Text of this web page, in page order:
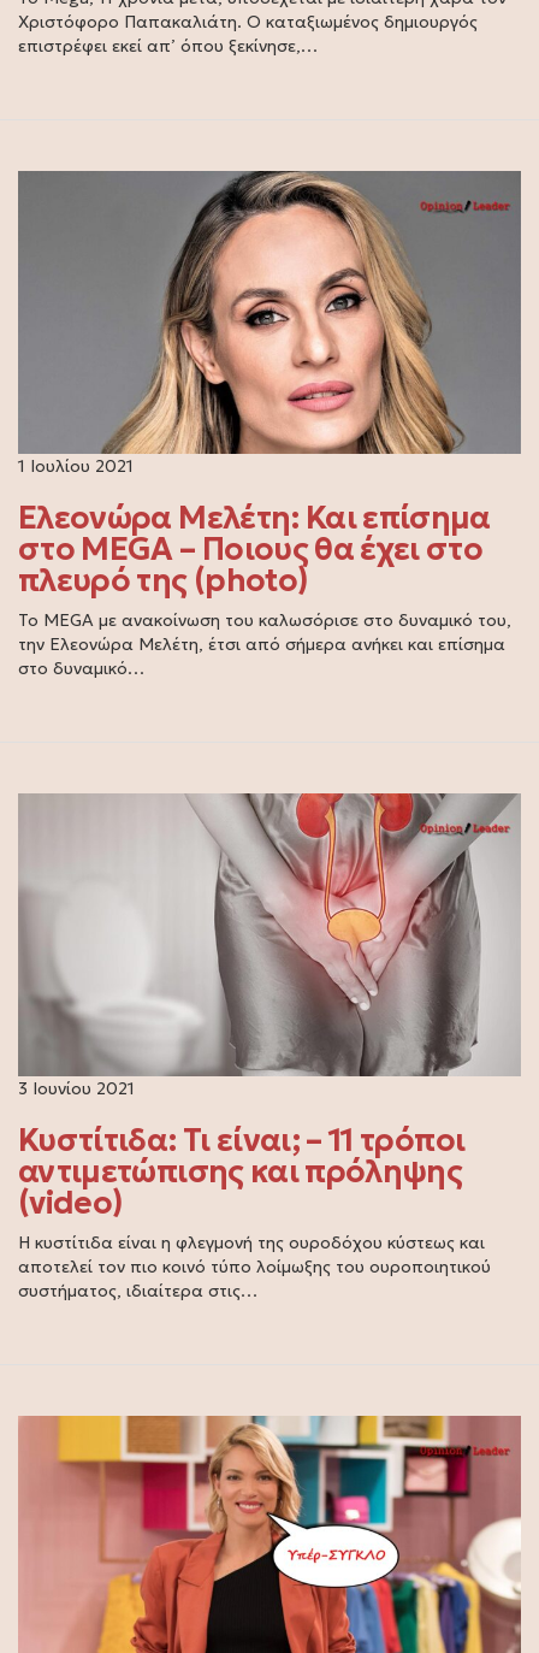
Χριστόφορο Παπακαλιάτη. Ο καταξιωμένος δημιουργός
επιστρέφει εκεί απ’ όπου ξεκίνησε,…
1 Ιουλίου 2021
Ελεονώρα Μελέτη: Και επίσημα
στο MEGA – Ποιους θα έχει στο
πλευρό της (photo)
Το MEGA με ανακοίνωση του καλωσόρισε στο δυναμικό του,
την Ελεονώρα Μελέτη, έτσι από σήμερα ανήκει και επίσημα
στο δυναμικό…
3 Ιουνίου 2021
Κυστίτιδα: Τι είναι; – 11 τρόποι
αντιμετώπισης και πρόληψης
(video)
Η κυστίτιδα είναι η φλεγμονή της ουροδόχου κύστεως και
αποτελεί τον πιο κοινό τύπο λοίμωξης του ουροποιητικού
συστήματος, ιδιαίτερα στις…